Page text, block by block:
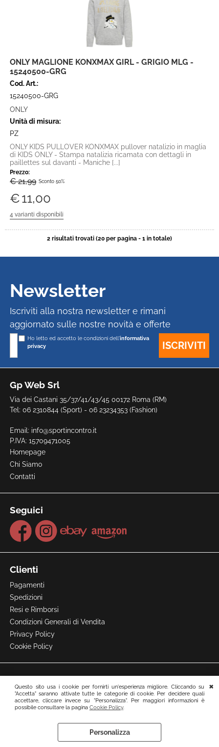
Questo sito usa i cookie per fornirti un'esperienza migliore. Cliccando su
"Accetta" saranno attivate tutte le categorie di cookie. Per decidere quali
accettare, cliccare invece su "Personalizza". Per maggiori informazioni è
possibile consultare la pagina Cookie Policy.
Personalizza
ONLY MAGLIONE KONXMAX GIRL - GRIGIO MLG -
15240500-GRG
Cod. Art.:
15240500-GRG
ONLY
Unità di misura:
PZ
ONLY KIDS PULLOVER KONXMAX pullover natalizio in maglia
di KIDS ONLY - Stampa natalizia ricamata con dettagli in
paillettes sul davanti - Maniche [...]
Prezzo:
€ 21,99 Sconto 50%
€11,00
2 risultati trovati (20 per pagina - 1 in totale)
Gp Web Srl
Via dei Castani 35/37/41/43/45 00172 Roma (RM)
Tel: 06 2310844 (Sport) - 06 23234353 (Fashion)
Email: info@sportincontro.it
P.IVA: 15709471005
Homepage
Chi Siamo
Contatti
Seguici
Clienti
Pagamenti
Spedizioni
Resi e Rimborsi
Condizioni Generali di Vendita
Privacy Policy
Cookie Policy
Newsletter
Iscriviti alla nostra newsletter e rimani
aggiornato sulle nostre novità e offerte
Ho letto ed accetto le condizioni dell'informativa
privacy
Preferenze cookie